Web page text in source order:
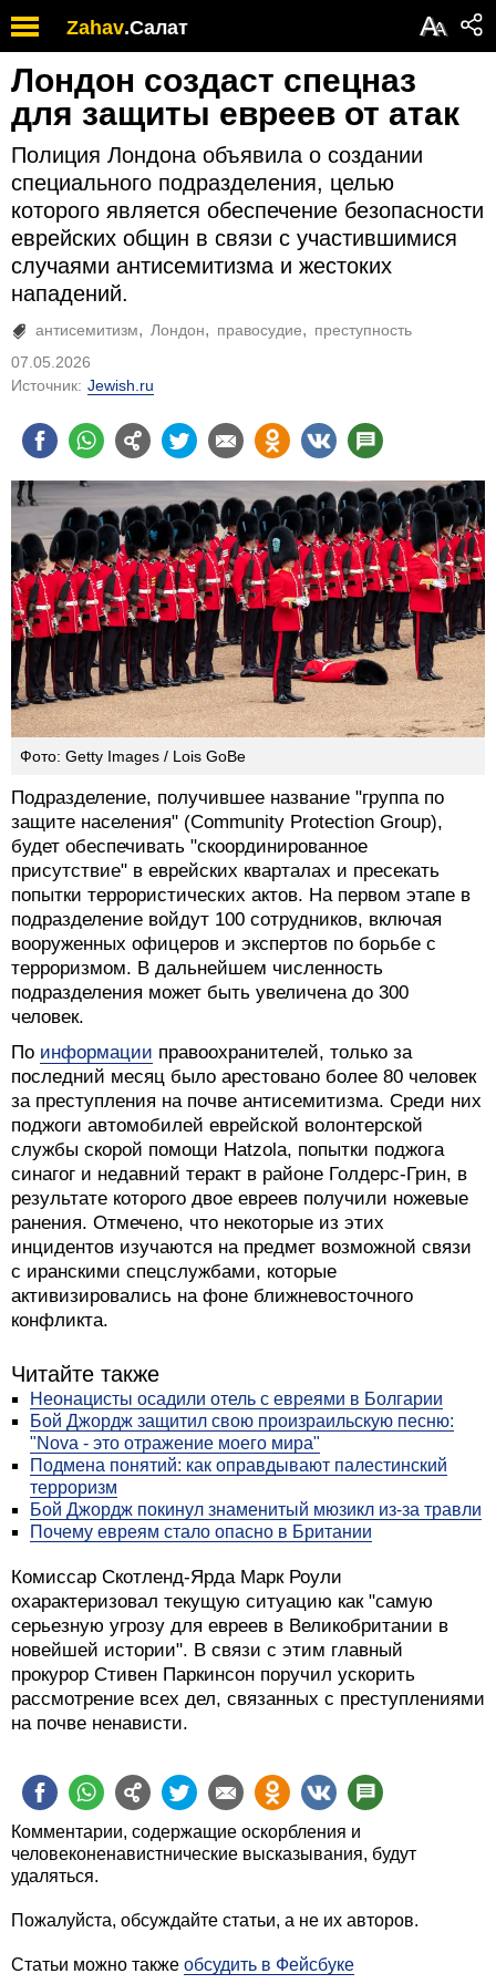
Zahav.Салат АА
Лондон создаст спецназ
для защиты евреев от атак
Полиция Лондона объявила о создании
специального подразделения, целью
которого является обеспечение безопасности
еврейских общин в связи с участившимися
случаями антисемитизма и жестоких
нападений.
антисемитизм Лондон правосудие
преступность
07.05.2026
Источник: Jewish.ru
Фото: Getty Images / Lois GoBe
Подразделение, получившее название "группа по
защите населения" (Community Protection Group),
будет обеспечивать "скоординированное
присутствие" в еврейских кварталах и пресекать
попытки террористических актов. На первом этапе в
подразделение войдут 100 сотрудников, включая
вооруженных офицеров и экспертов по борьбе с
терроризмом. В дальнейшем численность
подразделения может быть увеличена до 300
человек.
По информации правоохранителей, только за
последний месяц было арестовано более 80 человек
за преступления на почве антисемитизма. Среди них
поджоги автомобилей еврейской волонтерской
службы скорой помощи Hatzola, попытки поджога
синагог и недавний теракт в районе Голдерс-Грин, в
результате которого двое евреев получили ножевые
ранения. Отмечено, что некоторые из этих
инцидентов изучаются на предмет возможной связи
с иранскими спецслужбами, которые
активизировались на фоне ближневосточного
конфликта.
Читайте также
Неонацисты осадили отель с евреями в Болгарии
Бой Джордж защитил свою произраильскую песню:
"Nova - это отражение моего мира"
Подмена понятий: как оправдывают палестинский
терроризм
Бой Джордж покинул знаменитый мюзикл из-за травли
Почему евреям стало опасно в Британии
Комиссар Скотленд-Ярда Марк Роули
охарактеризовал текущую ситуацию как "самую
серьезную угрозу для евреев в Великобритании в
новейшей истории". В связи с этим главный
прокурор Стивен Паркинсон поручил ускорить
рассмотрение всех дел, связанных с преступлениями
на почве ненависти.
Комментарии, содержащие оскорбления и
человеконенавистнические высказывания, будут
удаляться.
Пожалуйста, обсуждайте статьи, а не их авторов.
Статьи можно также обсудить в Фейсбуке